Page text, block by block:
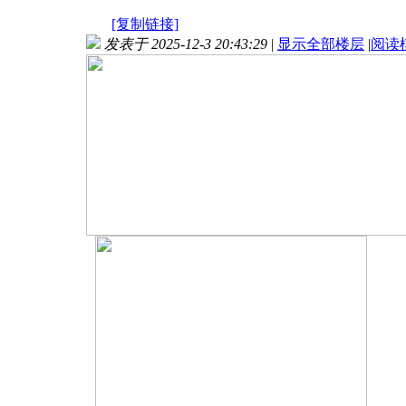
[复制链接]
发表于 2025-12-3 20:43:29 | 显示全部楼层 |阅读